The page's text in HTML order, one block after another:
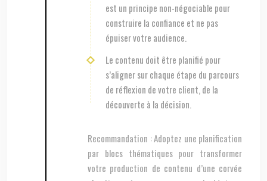
est un principe non-négociable pour
construire la confiance et ne pas
épuiser votre audience.
Le contenu doit être planifié pour
s’aligner sur chaque étape du parcours
de réflexion de votre client, de la
découverte à la décision.
Recommandation :Adoptez une planification
par blocs thématiques pour transformer
votre production de contenu d’une corvée